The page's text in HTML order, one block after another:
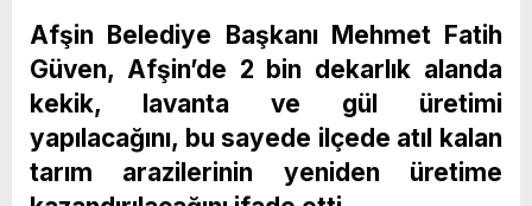
Afşin Belediye Başkanı Mehmet Fatih
Güven, Afşin’de 2 bin dekarlık alanda
kekik, lavanta ve gül üretimi
yapılacağını, bu sayede ilçede atıl kalan
tarım arazilerinin yeniden üretime